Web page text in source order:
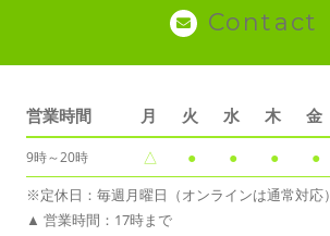
Contact
営業時間 月 火 水 木 金
9時～20時 △ ● ● ● ●
※定休日：毎週月曜日（オンラインは通常対応）
▲ 営業時間：17時まで